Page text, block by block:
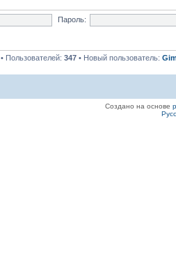
Пароль:
• Пользователей: 347 • Новый пользователь:
Создано на основе